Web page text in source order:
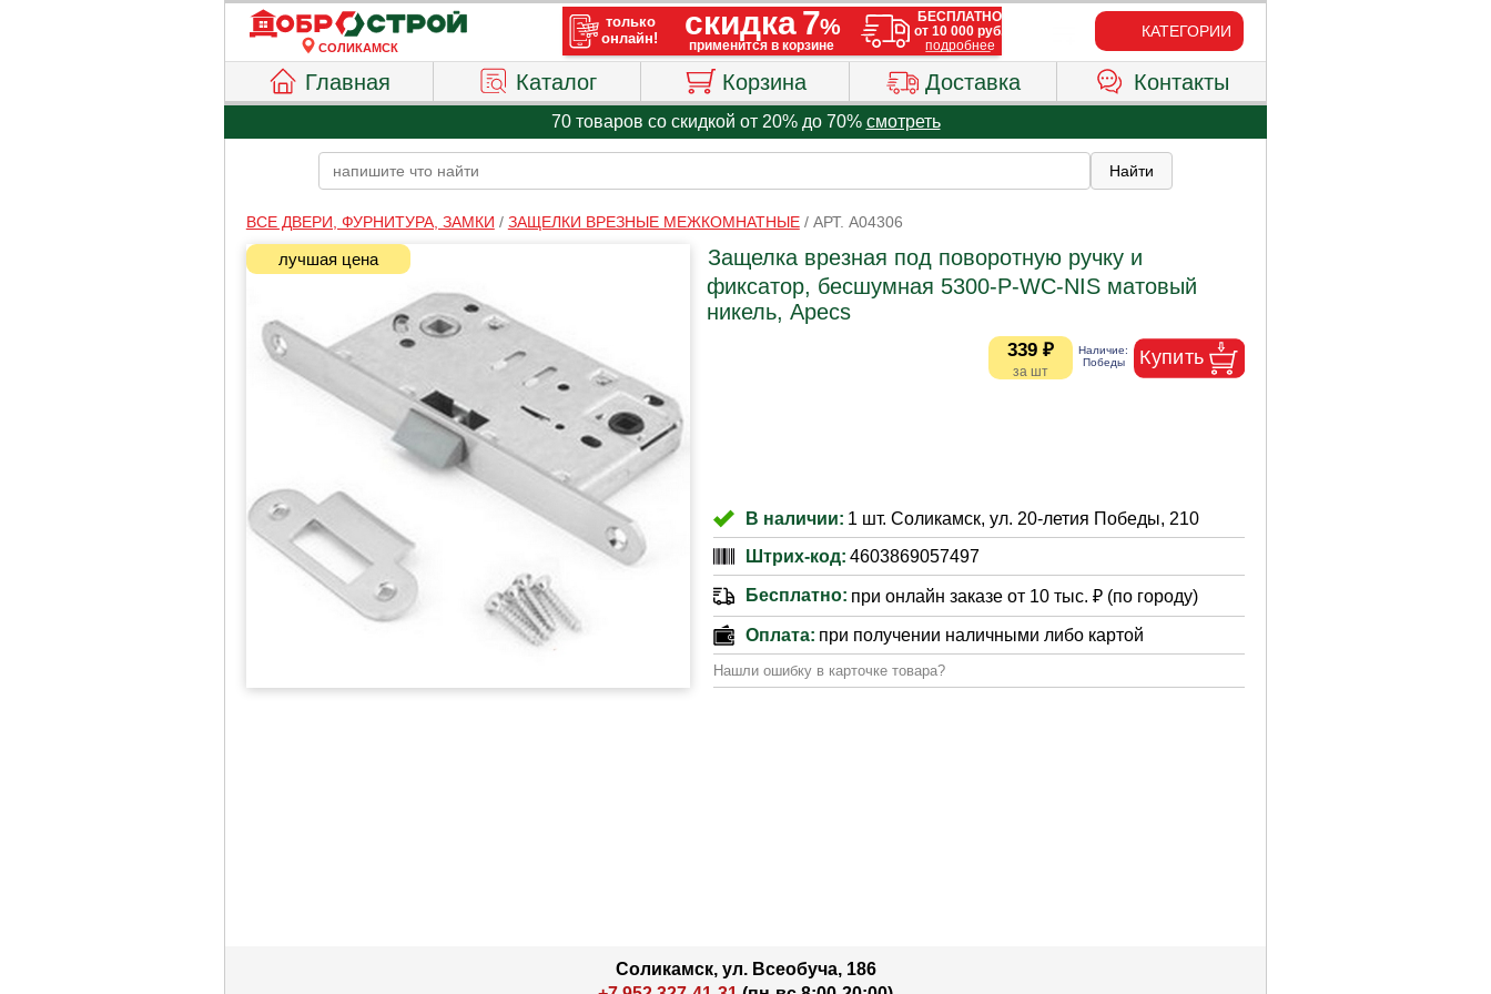
СОЛИКАМСК
КАТЕГОРИИ
Главная Каталог Корзина Доставка Контакты
70 товаров со скидкой от 20% до 70% смотреть
ВСЕ ДВЕРИ, ФУРНИТУРА, ЗАМКИ / ЗАЩЕЛКИ ВРЕЗНЫЕ МЕЖКОМНАТНЫЕ/ АРТ. A04306
Защелка врезная под поворотную ручку и
фиксатор, бесшумная 5300-P-WC-NIS матовый
никель, Apecs
339 ₽
В наличии: 1 шт. Соликамск, ул. 20-летия Победы, 210
Штрих-код: 4603869057497
Бесплатно: при онлайн заказе от 10 тыс. ₽ (по городу)
Оплата: при получении наличными либо картой
Нашли ошибку в карточке товара?
Соликамск, ул. Всеобуча, 186